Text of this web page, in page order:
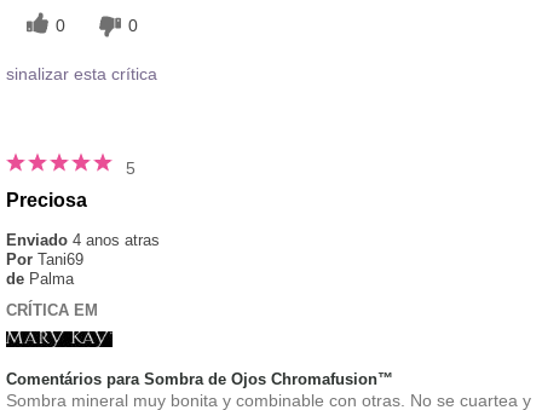
0 0
sinalizar esta crítica
5
Preciosa
Enviado 4 anos atras
Por Tani69
de Palma
CRÍTICA EM
Comentários para Sombra de Ojos Chromafusion™
Sombra mineral muy bonita y combinable con otras. No se cuartea y